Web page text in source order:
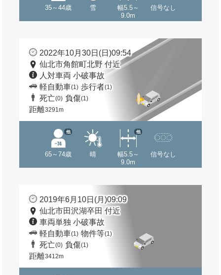
35～44歳 雪
幅5.5～
9.0m
信号なし
2022年10月30日(日)09:54
仙北市角館町北野 付近
人対車両 小破事故
軽自動車(1) 歩行者(1)
死亡(0) 負傷(1)
距離3291m
65～74歳
他
晴
幅5.5～
9.0m
他
信号なし
2019年6月10日(月)09:09
仙北市田沢湖卒田 付近
車両単独 小破事故
軽自動車(1) 物件等(1)
死亡(0) 負傷(1)
距離3412m